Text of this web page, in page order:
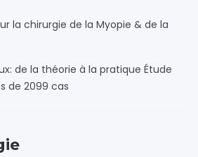
la chirurgie de la Myopie & de la
de la théorie à la pratique Étude
de 2099 cas